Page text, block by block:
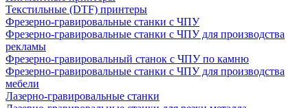
Текстильные (DTF) принтеры
Фрезерно-гравировальные станки с ЧПУ
Фрезерно-гравировальные станки с ЧПУ для производства
рекламы
Фрезерно-гравировальный станок с ЧПУ по камню
Фрезерно-гравировальные станки с ЧПУ для производства
мебели
Лазерно-гравировальные станки